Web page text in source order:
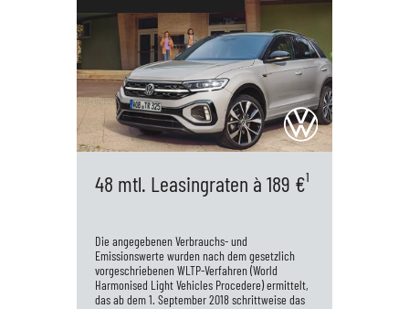
6,7 ; Stadtrand (mittel) 5,0 ; Landstraße
(schnell) 4,4; Autobahn (sehr schnell) 5,2 ,
CO2-Emissionen in g/km: Kombiniert
115. CO2-Klasse: C Ausstattung:
Rückfahrkamera Einparkhilfe vorn und
hinten Climatronic volldigitales Tacho
Automatische Distanzregelung ACC 16"
Leichtmetallräder LED-Technolgie für
Bluetoo...
48 mtl. Leasingraten à 189 €¹
Die angegebenen Verbrauchs- und
Emissionswerte wurden nach dem gesetzlich
vorgeschriebenen WLTP-Verfahren (World
Harmonised Light Vehicles Procedere) ermittelt,
das ab dem 1. September 2018 schrittweise das